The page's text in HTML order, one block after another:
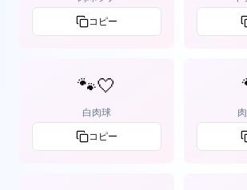
コピー
🐾🤍
白肉球
コピー